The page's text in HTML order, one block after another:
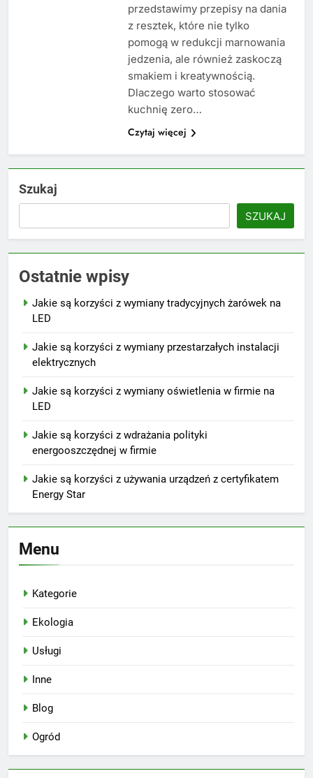
przedstawimy przepisy na dania
z resztek, które nie tylko
pomogą w redukcji marnowania
jedzenia, ale również zaskoczą
smakiem i kreatywnością.
Dlaczego warto stosować
kuchnię zero…
Czytaj więcej
Szukaj
SZUKAJ
Ostatnie wpisy
Jakie są korzyści z wymiany tradycyjnych żarówek na
LED
Jakie są korzyści z wymiany przestarzałych instalacji
elektrycznych
Jakie są korzyści z wymiany oświetlenia w firmie na
LED
Jakie są korzyści z wdrażania polityki
energooszczędnej w firmie
Jakie są korzyści z używania urządzeń z certyfikatem
Energy Star
Menu
Kategorie
Ekologia
Usługi
Inne
Blog
Ogród